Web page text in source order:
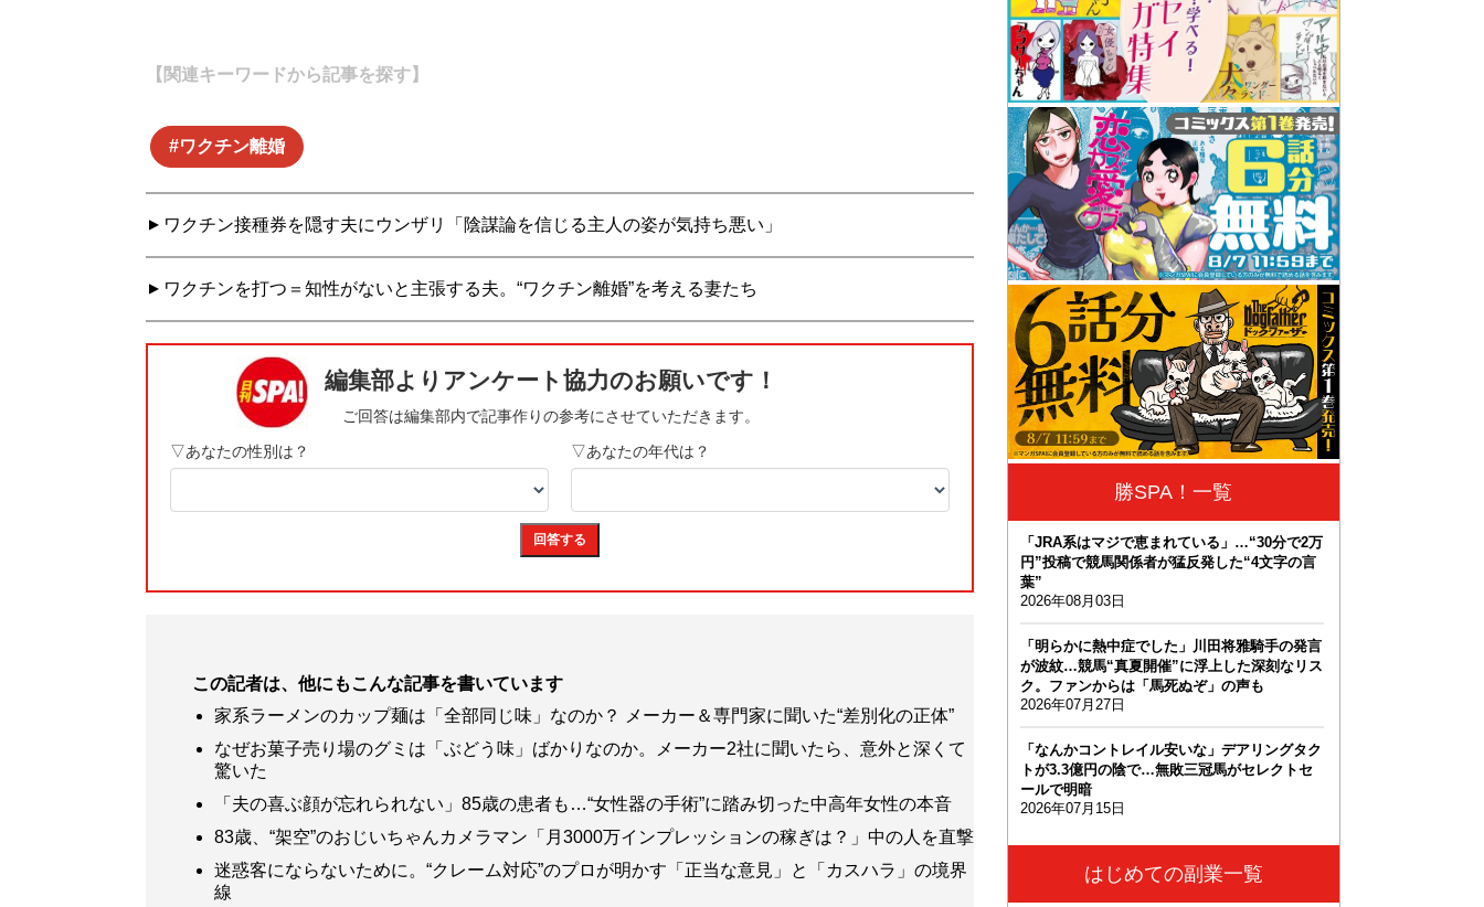
【関連キーワードから記事を探す】
ワクチン離婚
ワクチン接種券を隠す夫にウンザリ「陰謀論を信じる主人の姿が気持ち悪い」
ワクチンを打つ＝知性がないと主張する夫。“ワクチン離婚”を考える妻たち
この記者は、他にもこんな記事を書いています
家系ラーメンのカップ麺は「全部同じ味」なのか？ メーカー＆専門家に聞いた“差別化の正体”
なぜお菓子売り場のグミは「ぶどう味」ばかりなのか。メーカー2社に聞いたら、意外と深くて
驚いた
「夫の喜ぶ顔が忘れられない」85歳の患者も…“女性器の手術”に踏み切った中高年女性の本音
83歳、“架空”のおじいちゃんカメラマン「月3000万インプレッションの稼ぎは？」中の人を直撃
迷惑客にならないために。“クレーム対応”のプロが明かす「正当な意見」と「カスハラ」の境界
線
勝SPA！一覧
「JRA系はマジで恵まれている」…“30分で2万
円”投稿で競馬関係者が猛反発した“4文字の言
葉”
2026年08月03日
「明らかに熱中症でした」川田将雅騎手の発言
が波紋…競馬“真夏開催”に浮上した深刻なリス
ク。ファンからは「馬死ぬぞ」の声も
2026年07月27日
「なんかコントレイル安いな」デアリングタク
トが3.3億円の陰で…無敗三冠馬がセレクトセ
ールで明暗
2026年07月15日
はじめての副業一覧